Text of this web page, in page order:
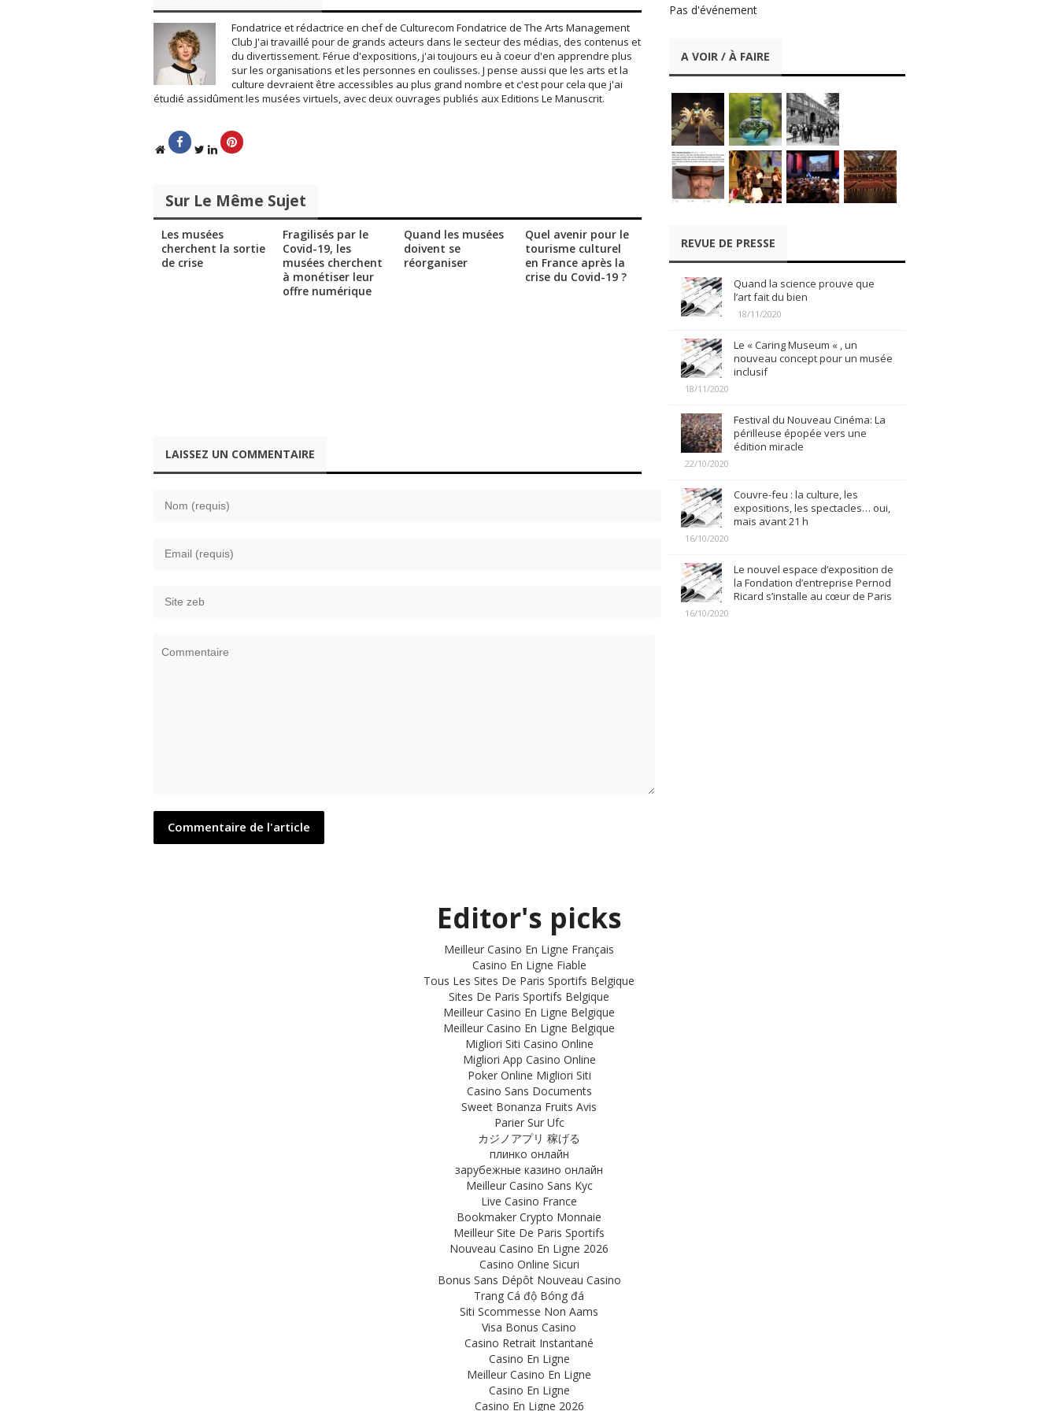
t
e
r
(
o
u
v
r
e
d
s
u
n
v
e
l
e
f
e
n
e
o
u
v
r
e
u
u
v
e
l
e
f
e
Fondatrice et rédactrice en chef de Culturecom Fondatrice de The Arts Management
Club J'ai travaillé pour de grands acteurs dans le secteur des médias, des contenus et
du divertissement. Férue d'expositions, j'ai toujours eu à coeur d'en apprendre plus
sur les organisations et les personnes en coulisses. J pense aussi que les arts et la
culture devraient être accessibles au plus grand nombre et c'est pour cela que j'ai
étudié assidûment les musées virtuels, avec deux ouvrages publiés aux Editions Le Manuscrit.
Sur Le Même Sujet
Les musées
cherchent la sortie
de crise
Fragilisés par le
Covid-19, les
musées cherchent
à monétiser leur
offre numérique
Quand les musées
doivent se
réorganiser
Quel avenir pour le
tourisme culturel
en France après la
crise du Covid-19 ?
LAISSEZ UN COMMENTAIRE
Pas d'événement
A VOIR / À FAIRE
REVUE DE PRESSE
Quand la science prouve que
l’art fait du bien
18/11/2020
Le « Caring Museum « , un
nouveau concept pour un musée
inclusif
18/11/2020
Festival du Nouveau Cinéma: La
périlleuse épopée vers une
édition miracle
22/10/2020
Couvre-feu : la culture, les
expositions, les spectacles… oui,
mais avant 21 h
16/10/2020
Le nouvel espace d’exposition de
la Fondation d’entreprise Pernod
Ricard s’installe au cœur de Paris
16/10/2020
Editor's picks
Meilleur Casino En Ligne Français
Casino En Ligne Fiable
Tous Les Sites De Paris Sportifs Belgique
Sites De Paris Sportifs Belgique
Meilleur Casino En Ligne Belgique
Meilleur Casino En Ligne Belgique
Migliori Siti Casino Online
Migliori App Casino Online
Poker Online Migliori Siti
Casino Sans Documents
Sweet Bonanza Fruits Avis
Parier Sur Ufc
カジノアプリ 稼げる
плинко онлайн
зарубежные казино онлайн
Meilleur Casino Sans Kyc
Live Casino France
Bookmaker Crypto Monnaie
Meilleur Site De Paris Sportifs
Nouveau Casino En Ligne 2026
Casino Online Sicuri
Bonus Sans Dépôt Nouveau Casino
Trang Cá độ Bóng đá
Siti Scommesse Non Aams
Visa Bonus Casino
Casino Retrait Instantané
Casino En Ligne
Meilleur Casino En Ligne
Casino En Ligne
Casino En Ligne 2026